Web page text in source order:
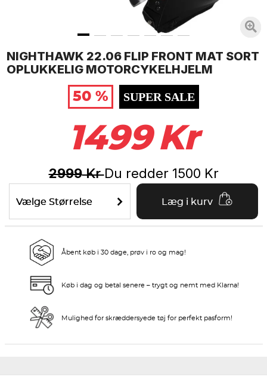
NIGHTHAWK 22.06 FLIP FRONT MAT SORT
OPLUKKELIG MOTORCYKELHJELM
50 %
SUPER SALE
1499 Kr
2999KrDu redder 1500 Kr
Vælge Størrelse Læg i kurv
Åbent køb i 30 dage, prøv i ro og mag!
Køb i dag og betal senere – trygt og nemt med Klarna!
Mulighed for skræddersyede tøj for perfekt pasform!